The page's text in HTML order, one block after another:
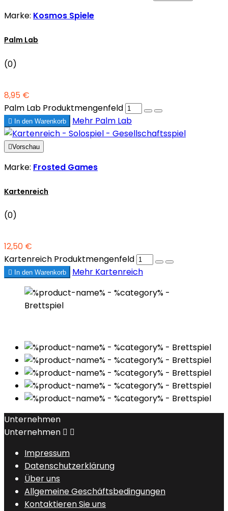
Marke: Kosmos Spiele
Palm Lab
(0)
8,95 €
Palm Lab Produktmengenfeld
 In den Warenkorb Mehr Palm Lab
Vorschau
Marke: Frosted Games
Kartenreich
(0)
12,50 €
Kartenreich Produktmengenfeld
 In den Warenkorb Mehr Kartenreich
Unternehmen
Unternehmen  
Impressum
Datenschutzerklärung
Über uns
Allgemeine Geschäftsbedingungen
Kontaktieren Sie uns